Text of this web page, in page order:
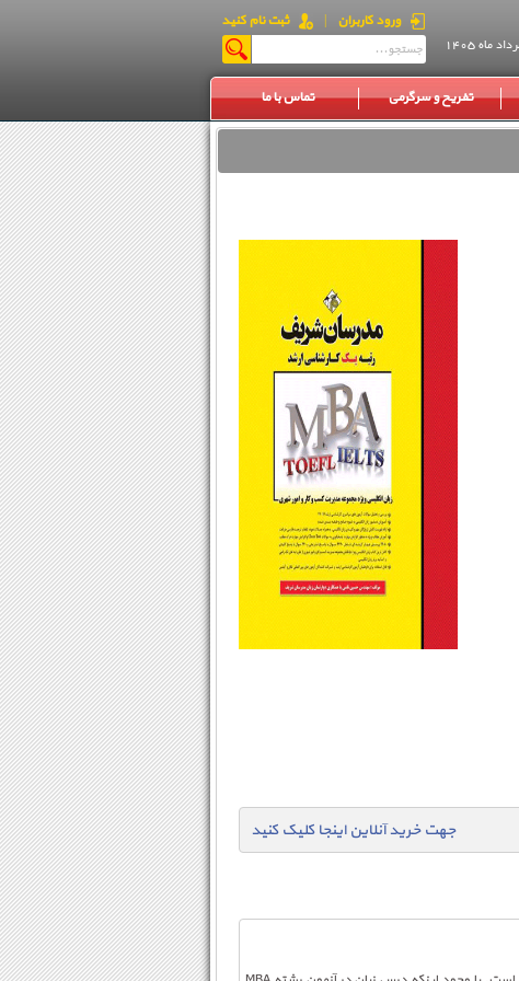
ورود کاربران | ثبت نام کنید
تفریح و سرگرمی تماس با ما
جهت خرید آنلاین اینجا کلیک کنید
CHAPTER ONE